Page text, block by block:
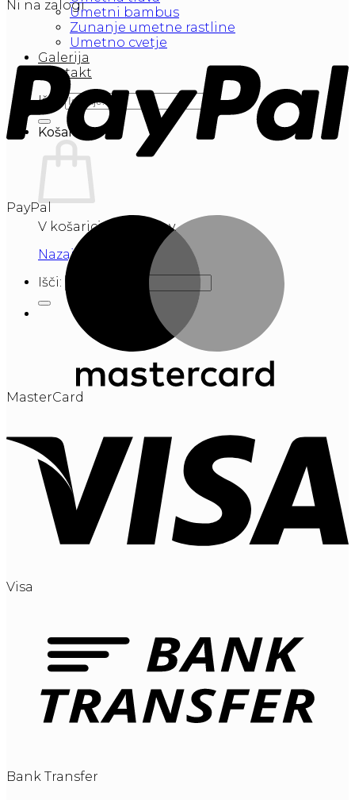
Umetni bambus
Zunanje umetne rastline
Umetno cvetje
Galerija
Kontakt
Išči:
Košarica
V košarici ni izdelkov.
Nazaj v trgovino
Išči:
Ni na zalogi
PayPal
MasterCard
Visa
Bank Transfer